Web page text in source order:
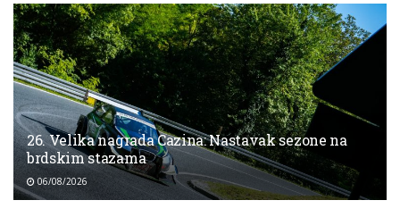
26. Velika nagrada Cazina: Nastavak sezone na
brdskim stazama
06/08/2026